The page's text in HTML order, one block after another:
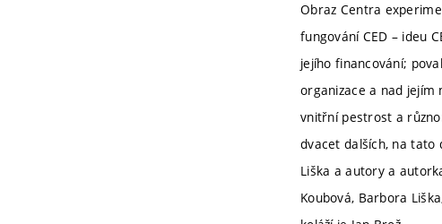
Obraz Centra
fungování CED – ideu
jejího financování;
organizace a nad jejím
vnitřní pestrost a
dvacet dalších, na tato
Liška a autory a
Koubová, Barbora